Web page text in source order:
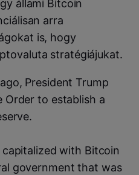
állami Bitcoin
arra
is, hogy
stratégiájukat.
President Trump
Order to establish a
capitalized with Bitcoin
government that was